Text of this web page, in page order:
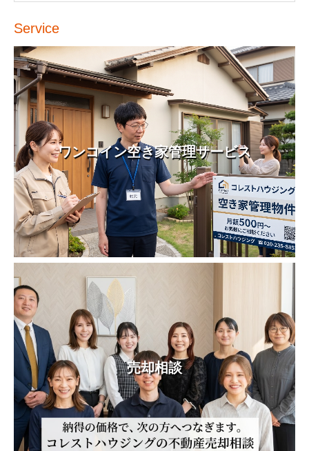
Service
ワンコイン空き家管理サービス
売却相談